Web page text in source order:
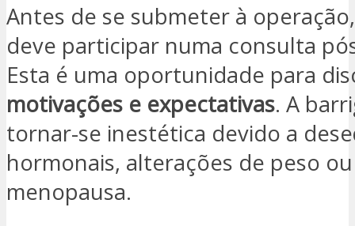
Antes de se submeter à
deve participar numa consulta
Esta é uma oportunidade para
motivações e expectativas. A
tornar-se inestética devido a
hormonais, alterações de peso
menopausa.